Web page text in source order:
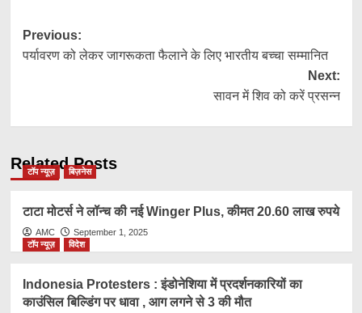
Post
navigation
Previous:
पर्यावरण को लेकर जागरूकता फैलाने के लिए भारतीय बच्चा सम्मानित
Next:
सावन में शिव को करें प्रसन्न
Related Posts
टॉप न्यूज़ बिज़नेस
टाटा मोटर्स ने लॉन्च की नई Winger Plus, कीमत 20.60 लाख रुपये
AMC
September 1, 2025
टॉप न्यूज़
विदेश
Indonesia Protesters : इंडोनेशिया में प्रदर्शनकारियों का
काउंसिल बिल्डिंग पर धावा , आग लगने से 3 की मौत